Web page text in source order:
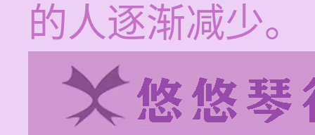
的人逐渐减少。